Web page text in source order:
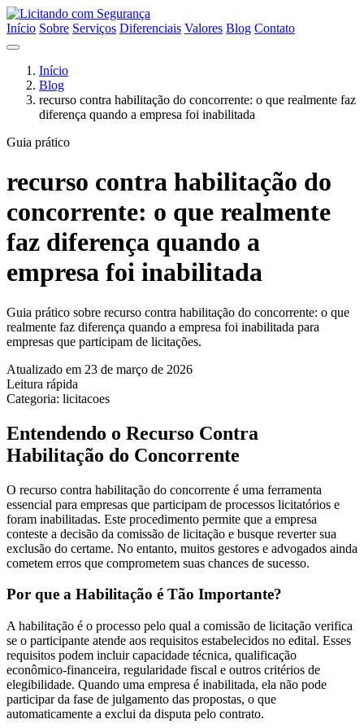
Início Sobre Serviços Diferenciais Valores Blog Contato
Início
Blog
recurso contra habilitação do concorrente: o que realmente faz
diferença quando a empresa foi inabilitada
Guia prático
recurso contra habilitação do
concorrente: o que realmente
faz diferença quando a
empresa foi inabilitada
Guia prático sobre recurso contra habilitação do concorrente: o que
realmente faz diferença quando a empresa foi inabilitada para
empresas que participam de licitações.
Atualizado em 23 de março de 2026
Leitura rápida
Categoria: licitacoes
Entendendo o Recurso Contra
Habilitação do Concorrente
O recurso contra habilitação do concorrente é uma ferramenta
essencial para empresas que participam de processos licitatórios e
foram inabilitadas. Este procedimento permite que a empresa
conteste a decisão da comissão de licitação e busque reverter sua
exclusão do certame. No entanto, muitos gestores e advogados ainda
cometem erros que comprometem suas chances de sucesso.
Por que a Habilitação é Tão Importante?
A habilitação é o processo pelo qual a comissão de licitação verifica
se o participante atende aos requisitos estabelecidos no edital. Esses
requisitos podem incluir capacidade técnica, qualificação
econômico-financeira, regularidade fiscal e outros critérios de
elegibilidade. Quando uma empresa é inabilitada, ela não pode
participar da fase de julgamento das propostas, o que
automaticamente a exclui da disputa pelo contrato.